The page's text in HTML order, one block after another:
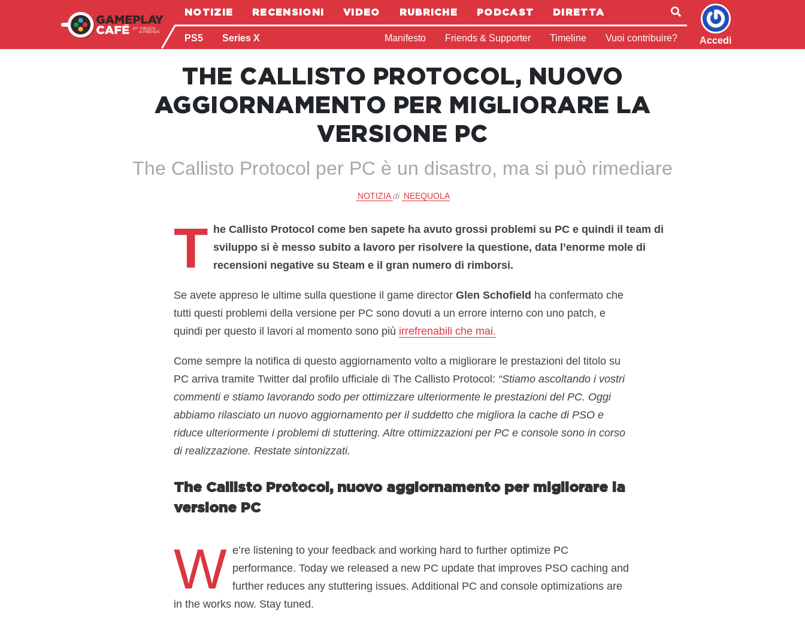
NOTIZIE RECENSIONI VIDEO RUBRICHE PODCAST DIRETTA
PS5 Series X Manifesto Friends & Supporter Timeline Vuoi contribuire? Accedi
THE CALLISTO PROTOCOL, NUOVO
AGGIORNAMENTO PER MIGLIORARE LA
VERSIONE PC
The Callisto Protocol per PC è un disastro, ma si può rimediare
NOTIZIA di NEEQUOLA
T
he Callisto Protocol come ben sapete ha avuto grossi problemi su PC e quindi il team di
sviluppo si è messo subito a lavoro per risolvere la questione, data l’enorme mole di
recensioni negative su Steam e il gran numero di rimborsi.
Se avete appreso le ultime sulla questione il game director Glen Schofield ha confermato che
tutti questi problemi della versione per PC sono dovuti a un errore interno con uno patch, e
quindi per questo il lavori al momento sono più irrefrenabili che mai.
Come sempre la notifica di questo aggiornamento volto a migliorare le prestazioni del titolo su
PC arriva tramite Twitter dal profilo ufficiale di The Callisto Protocol: “Stiamo ascoltando i vostri
commenti e stiamo lavorando sodo per ottimizzare ulteriormente le prestazioni del PC. Oggi
abbiamo rilasciato un nuovo aggiornamento per il suddetto che migliora la cache di PSO e
riduce ulteriormente i problemi di stuttering. Altre ottimizzazioni per PC e console sono in corso
di realizzazione. Restate sintonizzati.
The Callisto Protocol, nuovo aggiornamento per migliorare la
versione PC
W e’re listening to your feedback and working hard to further optimize PC
performance. Today we released a new PC update that improves PSO caching and
further reduces any stuttering issues. Additional PC and console optimizations are
in the works now. Stay tuned.